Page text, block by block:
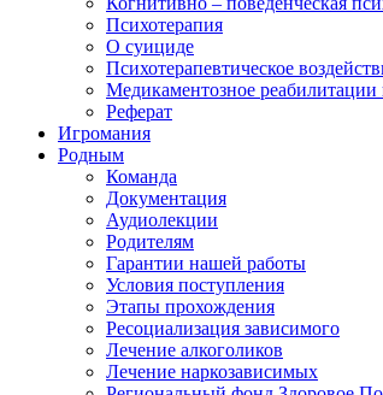
Психотерапия
О суициде
Психотерапевтическое
Медикаментозное
Реферат
Игромания
Родным
Команда
Документация
Аудиолекции
Родителям
Гарантии нашей работы
Условия поступления
Этапы прохождения
Ресоциализация зависимого
Лечение алкоголиков
Лечение наркозависимых